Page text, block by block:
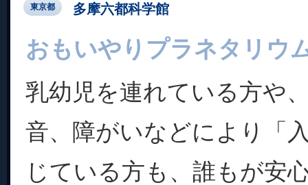
東京都 多摩六都科学館
おもいやりプラネタリウ
乳幼児を連れている方や
音、障がいなどにより「
じている方も、誰もが安